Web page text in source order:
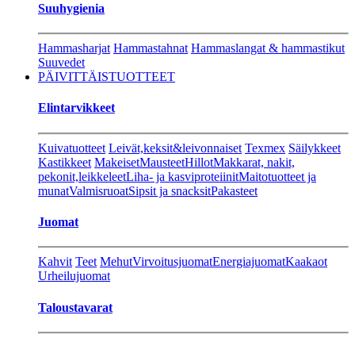
Suuhygienia
Hammasharjat Hammastahnat Hammaslangat & hammastikut
Suuvedet
PÄIVITTÄISTUOTTEET
Elintarvikkeet
Kuivatuotteet Leivät,keksit&leivonnaiset Texmex Säilykkeet
Kastikkeet MakeisetMausteetHillotMakkarat, nakit,
pekonit,leikkeleetLiha- ja kasviproteiinitMaitotuotteet ja
munatValmisruoatSipsit ja snacksitPakasteet
Juomat
Kahvit Teet MehutVirvoitusjuomatEnergiajuomatKaakaot
Urheilujuomat
Taloustavarat